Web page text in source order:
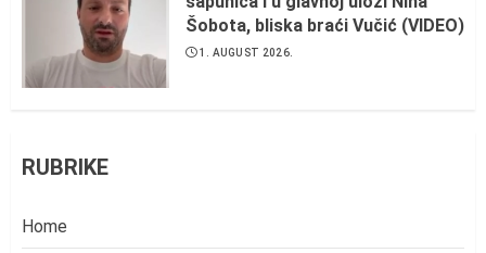
Šobota, bliska braći Vučić (VIDEO)
1. AUGUST 2026.
RUBRIKE
Home